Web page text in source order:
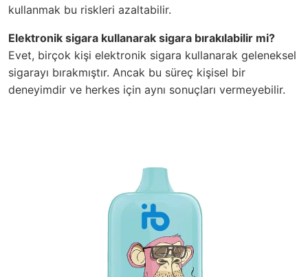
kullanmak bu riskleri azaltabilir.
Elektronik sigara kullanarak sigara bırakılabilir mi?
Evet, birçok kişi elektronik sigara kullanarak geleneksel
sigarayı bırakmıştır. Ancak bu süreç kişisel bir
deneyimdir ve herkes için aynı sonuçları vermeyebilir.